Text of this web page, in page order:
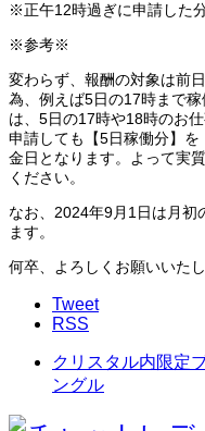
※正午12時過ぎに申請した
※参考※
変わらず、報酬の対象は前
為、例えば5日の17時まで
は、5日の17時や18時のお
申請しても【5日稼働分】
金日となります。よって実
ください。
なお、2024年9月1日は月初
ます。
何卒、よろしくお願いいたし
Tweet
RSS
クリスタル内限定
ングル